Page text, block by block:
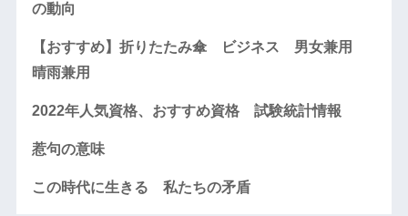
の動向
【おすすめ】折りたたみ傘 ビジネス 男女兼用
晴雨兼用
2022年人気資格、おすすめ資格 試験統計情報
惹句の意味
この時代に生きる 私たちの矛盾